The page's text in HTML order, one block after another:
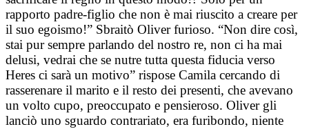
rapporto padre-figlio che non è mai riuscito a creare per
il suo egoismo!” Sbraitò Oliver furioso. “Non dire così,
stai pur sempre parlando del nostro re, non ci ha mai
delusi, vedrai che se nutre tutta questa fiducia verso
Heres ci sarà un motivo” rispose Camila cercando di
rasserenare il marito e il resto dei presenti, che avevano
un volto cupo, preoccupato e pensieroso. Oliver gli
lanciò uno sguardo contrariato, era furibondo, niente